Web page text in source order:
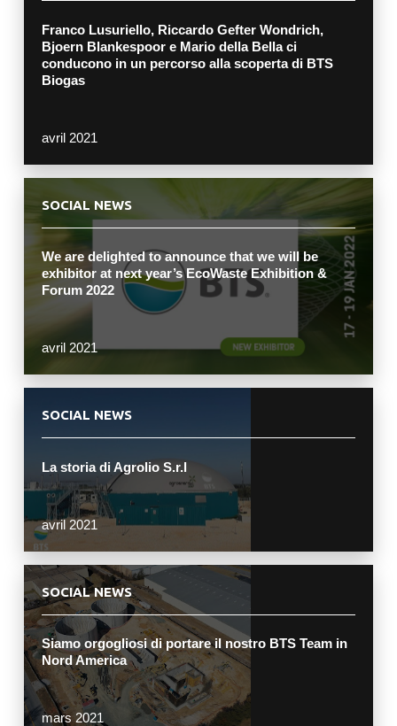
Franco Lusuriello, Riccardo Gefter Wondrich,
Bjoern Blankespoor e Mario della Bella ci
conducono in un percorso alla scoperta di BTS
Biogas
avril 2021
SOCIAL NEWS
We are delighted to announce that we will be
exhibitor at next year’s EcoWaste Exhibition &
Forum 2022
avril 2021
SOCIAL NEWS
La storia di Agrolio S.r.l
avril 2021
SOCIAL NEWS
Siamo orgogliosi di portare il nostro BTS Team in
Nord America
mars 2021